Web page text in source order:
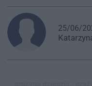
25/06/